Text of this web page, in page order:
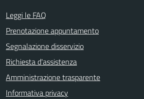
Leggi le FAQ
Prenotazione appuntamento
Segnalazione disservizio
Richiesta d'assistenza
Amministrazione trasparente
Informativa privacy